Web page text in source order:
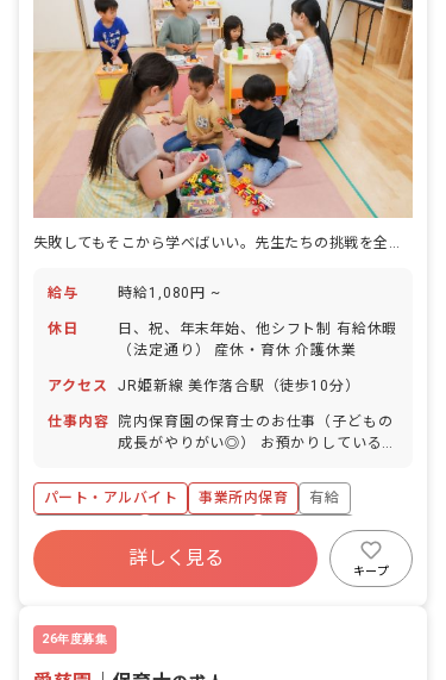
給与 時給1,080円 ~
休日
日、祝、年末年始、他シフト制 有給休暇
（法定通り） 産休・育休 介護休業
アクセス JR姫新線 美作落合駅（徒歩10分）
仕事内容
院内保育園の保育士のお仕事（子どもの
成長がやりがい◎） お預かりしている子
食事・睡眠・排泄・清潔・衣類の着脱等
・集団生活を通じた社会性の装着 ・行事
の計画・実行、お知らせの作成
パート・アルバイト 事業所内保育
有給
福利厚生充実
産休育休制度
未経験歓迎
WEB面接OK
詳しく見る
キープ
26年度募集